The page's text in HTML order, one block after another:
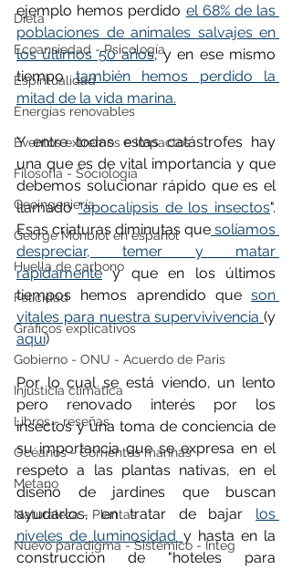
Dieta
Ecoansiedad - Psicología
Espiritualidad
Energías renovables
Eventos extremos e impactos
Filosofía - Sociología
Geoingeniería
George Monbiot en español
Huella de carbono
Felicidad
Gráficos explicativos
Gobierno - ONU - Acuerdo de Paris
Injusticia climática
Libros - reseñas
Océanos - Corrientes marinas
Metano
Naturaleza - Plantas
Nuevo paradigma - Sistémico - Integ
ejemplo hemos perdido el 68% de las
poblaciones de animales salvajes en
los últimos 50 años, y en ese mismo
tiempo también hemos perdido la
mitad de la vida marina.
Y entre todas estas catástrofes hay
una que es de vital importancia y que
debemos solucionar rápido que es el
llamado "apocalípsis de los insectos".
Esas criaturas diminutas que solíamos
despreciar, temer y matar
rápidamente y que en los últimos
tiempos hemos aprendido que son
vitales para nuestra supervivivencia
aquí)
Por lo cual se está viendo, un lento
pero renovado interés por los
insectos y una toma de conciencia de
su importancia que se expresa en el
respeto a las plantas nativas, en el
diseño de jardines que buscan
ayudarlos, en tratar de bajar los
niveles de luminosidad y hasta en la
construcción de "hoteles para